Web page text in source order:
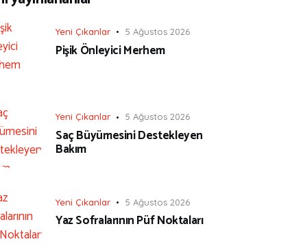
Yeni Çıkanlar 5 Ağustos 2026
Pişik Önleyici Merhem
Yeni Çıkanlar 5 Ağustos 2026
Saç Büyümesini Destekleyen
Bakım
Yeni Çıkanlar 5 Ağustos 2026
Yaz Sofralarının Püf Noktaları